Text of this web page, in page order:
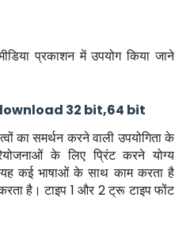
प्रकाशन में उपयोग किया जाने
32 bit,64 bit
का समर्थन करने वाली उपयोगिता के
के लिए प्रिंट करने योग्य
यह कई भाषाओं के साथ काम करता है
है। टाइप 1 और 2ट्रू टाइप फोंट